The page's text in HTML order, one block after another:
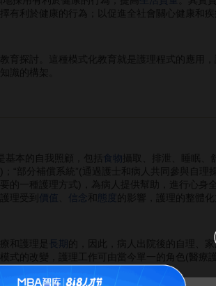
擇有利於健康的行為；以促進全社會關心健康和疾
探討。這種模式化教育就是護理程式的應用，
識的構架。
本的自我照顧，包括 食物 攝取、排泄、睡眠
“部分補償系統”(通過護士和病人共同參與自
的一種護理方式)，為病人提供幫助，進行心
理受到 價值 信念 和 態度 的影響，護理的整體
和護理是 長期 的，因此，病人出院後的自理、
式的改變，護理工作可由當今單一的角色(醫療